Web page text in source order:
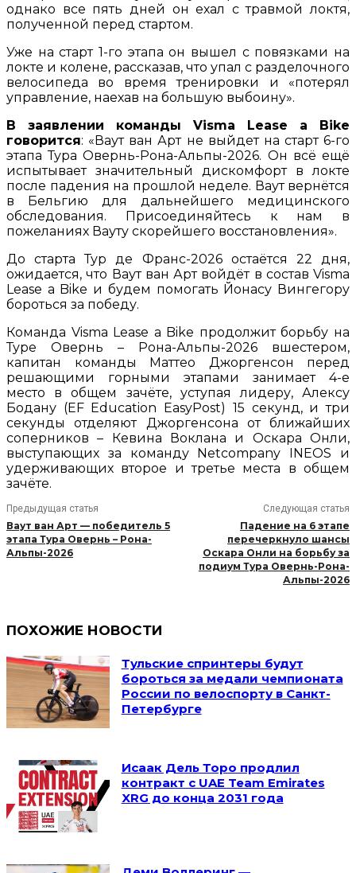
однако все пять дней он ехал с травмой локтя,
полученной перед стартом.
Уже на старт 1-го этапа он вышел с повязками на
локте и колене, рассказав, что упал с разделочного
велосипеда во время тренировки и «потерял
управление, наехав на большую выбоину».
В заявлении команды Visma Lease a Bike
говорится: «Ваут ван Арт не выйдет на старт 6-го
этапа Тура Овернь-Рона-Альпы-2026. Он всё ещё
испытывает значительный дискомфорт в локте
после падения на прошлой неделе. Ваут вернётся
в Бельгию для дальнейшего медицинского
обследования. Присоединяйтесь к нам в
пожеланиях Вауту скорейшего восстановления».
До старта Тур де Франс-2026 остаётся 22 дня,
ожидается, что Ваут ван Арт войдёт в состав Visma
Lease a Bike и будем помогать Йонасу Вингегору
бороться за победу.
Команда Visma Lease a Bike продолжит борьбу на
Туре Овернь – Рона-Альпы-2026 вшестером,
капитан команды Маттео Джоргенсон перед
решающими горными этапами занимает 4-е
место в общем зачёте, уступая лидеру, Алексу
Бодану (EF Education EasyPost) 15 секунд, и три
секунды отделяют Джоргенсона от ближайших
соперников – Кевина Воклана и Оскара Онли,
выступающих за команду Netcompany INEOS и
удерживающих второе и третье места в общем
зачёте.
Предыдущая статья
Ваут ван Арт — победитель 5
этапа Тура Овернь – Рона-
Альпы-2026
Следующая статья
Падение на 6 этапе
перечеркнуло шансы
Оскара Онли на борьбу за
подиум Тура Овернь-Рона-
Альпы-2026
ПОХОЖИЕ НОВОСТИ
Тульские спринтеры будут
бороться за медали чемпионата
России по велоспорту в Санкт-
Петербурге
Исаак Дель Торо продлил
контракт с UAE Team Emirates
XRG до конца 2031 года